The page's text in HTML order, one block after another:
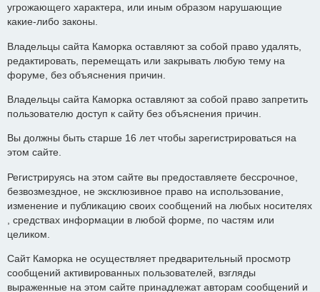
угрожающего характера, или иным образом нарушающие
какие-либо законы.
Владельцы сайта Каморка оставляют за собой право удалять,
редактировать, перемещать или закрывать любую тему на
форуме, без объяснения причин.
Владельцы сайта Каморка оставляют за собой право запретить
пользователю доступ к сайту без объяснения причин.
Вы должны быть старше 16 лет чтобы зарегистрироваться на
этом сайте.
Регистрируясь на этом сайте вы предоставляете бессрочное,
безвозмездное, не эксклюзивное право на использование,
изменение и публикацию своих сообщений на любых носителях
, средствах информации в любой форме, по частям или
целиком.
Сайт Каморка не осуществляет предварительный просмотр
сообщений активированных пользователей, взгляды
выраженные на этом сайте принадлежат авторам сообщений и